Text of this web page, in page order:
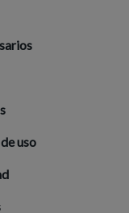
uso